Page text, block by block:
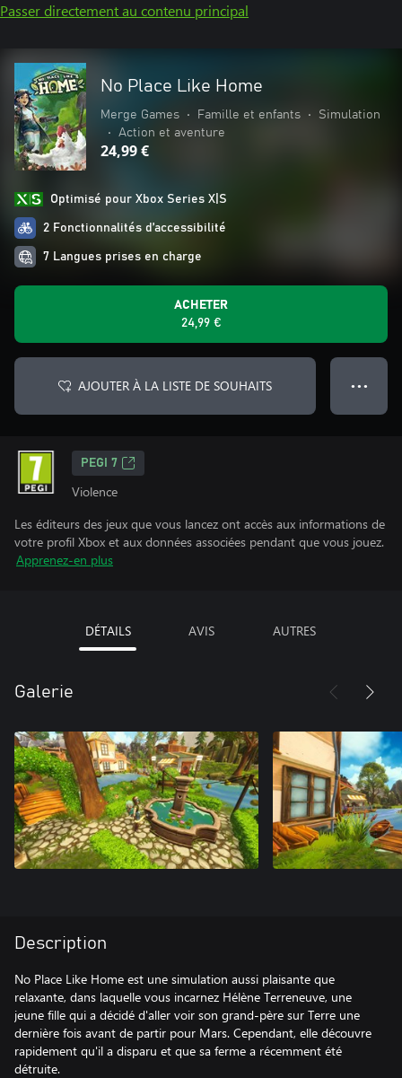
Passer directement au contenu principal
No Place Like Home
Merge Games • Famille et enfants •
Simulation
•
Action et aventure
24,99 €
Optimisé pour Xbox Series X|S
2 Fonctionnalités d’accessibilité
7 Langues prises en charge
ACHETER
24,99 €
AJOUTER À LA LISTE DE SOUHAITS ● ● ●
PEGI 7
Violence
Les éditeurs des jeux que vous lancez ont accès aux informations de
votre profil Xbox et aux données associées pendant que vous jouez.
Apprenez-en plus
DÉTAILS AVIS AUTRES
Galerie
Description
No Place Like Home est une simulation aussi plaisante que
relaxante, dans laquelle vous incarnez Hélène Terreneuve, une
jeune fille qui a décidé d'aller voir son grand-père sur Terre une
dernière fois avant de partir pour Mars. Cependant, elle découvre
rapidement qu'il a disparu et que sa ferme a récemment été
détruite.